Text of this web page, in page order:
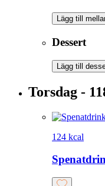
Lägg till
Dessert
Lägg till
Torsdag -
124 kcal